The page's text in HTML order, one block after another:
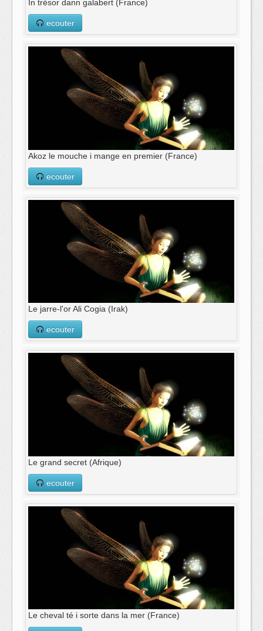
In trésor dann galabert (France)
ecouter
Akoz le mouche i mange en premier (France)
ecouter
Le jarre-l'or Ali Cogia (Irak)
ecouter
Le grand secret (Afrique)
ecouter
Le cheval té i sorte dans la mer (France)